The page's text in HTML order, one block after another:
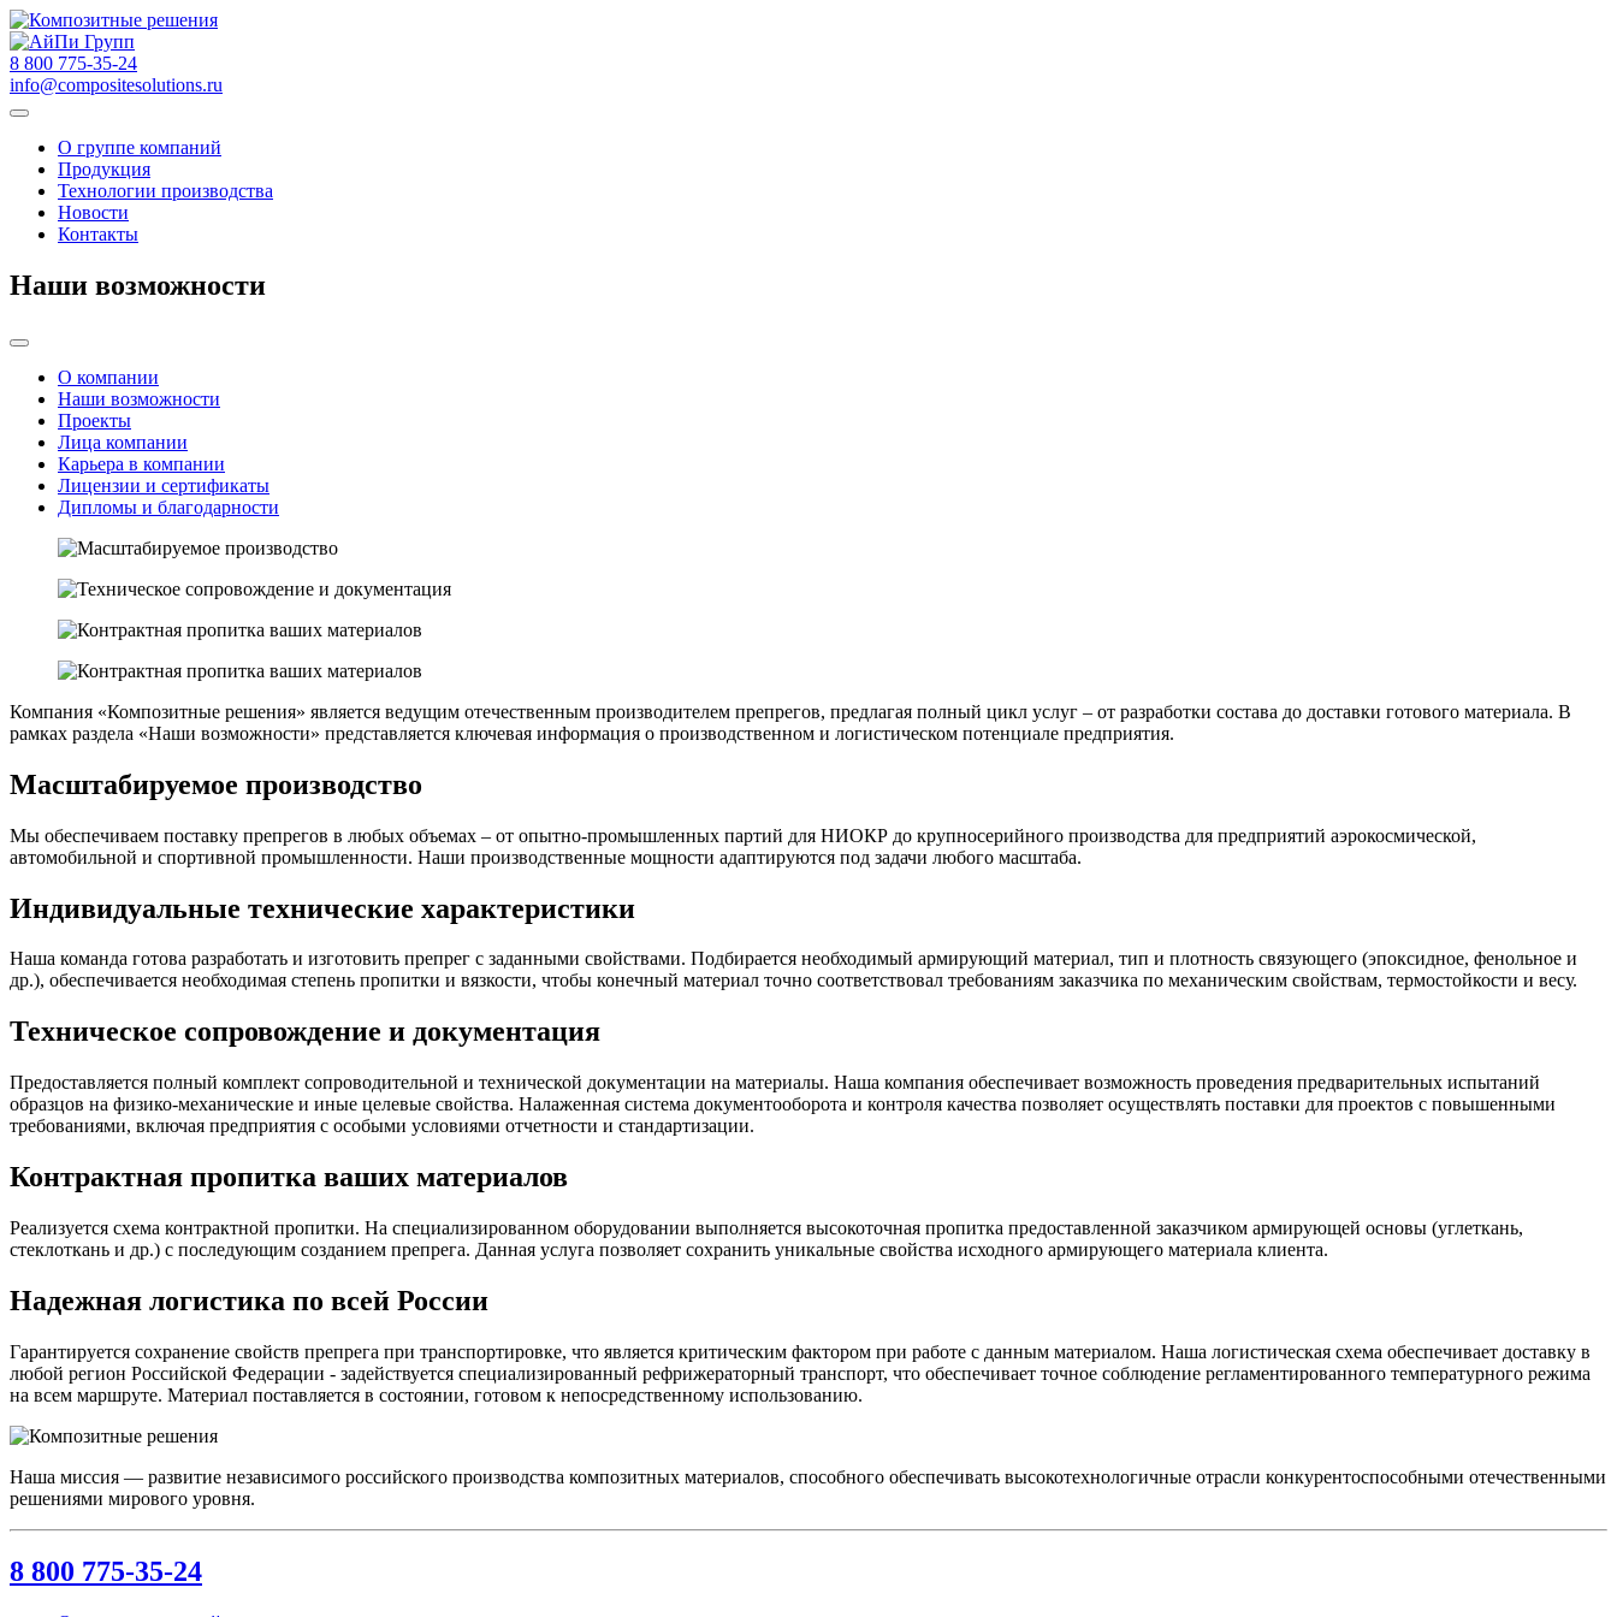
8 800 775-35-24
info@compositesolutions.ru
О группе компаний
Продукция
Технологии производства
Новости
Контакты
Наши возможности
О компании
Наши возможности
Проекты
Лица компании
Карьера в компании
Лицензии и сертификаты
Дипломы и благодарности
Компания «Композитные решения» является ведущим отечественным производителем препрегов, предлагая полный цикл услуг – от разработки состава до доставки готового материала. В
рамках раздела «Наши возможности» представляется ключевая информация о производственном и логистическом потенциале предприятия.
Масштабируемое производство
Мы обеспечиваем поставку препрегов в любых объемах – от опытно-промышленных партий для НИОКР до крупносерийного производства для предприятий аэрокосмической,
автомобильной и спортивной промышленности. Наши производственные мощности адаптируются под задачи любого масштаба.
Индивидуальные технические характеристики
Наша команда готова разработать и изготовить препрег с заданными свойствами. Подбирается необходимый армирующий материал, тип и плотность связующего (эпоксидное, фенольное и
др.), обеспечивается необходимая степень пропитки и вязкости, чтобы конечный материал точно соответствовал требованиям заказчика по механическим свойствам, термостойкости и весу.
Техническое сопровождение и документация
Предоставляется полный комплект сопроводительной и технической документации на материалы. Наша компания обеспечивает возможность проведения предварительных испытаний
образцов на физико-механические и иные целевые свойства. Налаженная система документооборота и контроля качества позволяет осуществлять поставки для проектов с повышенными
требованиями, включая предприятия с особыми условиями отчетности и стандартизации.
Контрактная пропитка ваших материалов
Реализуется схема контрактной пропитки. На специализированном оборудовании выполняется высокоточная пропитка предоставленной заказчиком армирующей основы (углеткань,
стеклоткань и др.) с последующим созданием препрега. Данная услуга позволяет сохранить уникальные свойства исходного армирующего материала клиента.
Надежная логистика по всей России
Гарантируется сохранение свойств препрега при транспортировке, что является критическим фактором при работе с данным материалом. Наша логистическая схема обеспечивает доставку в
любой регион Российской Федерации - задействуется специализированный рефрижераторный транспорт, что обеспечивает точное соблюдение регламентированного температурного режима
на всем маршруте. Материал поставляется в состоянии, готовом к непосредственному использованию.
Наша миссия — развитие независимого российского производства композитных материалов, способного обеспечивать высокотехнологичные отрасли конкурентоспособными отечественными
решениями мирового уровня.
8 800 775-35-24